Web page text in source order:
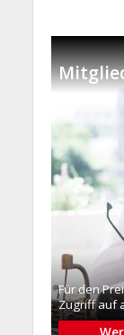
Für den
Zugriff auf